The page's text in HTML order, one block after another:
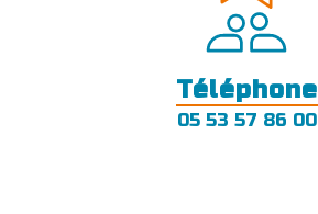
Téléphone
05 53 57 86 00